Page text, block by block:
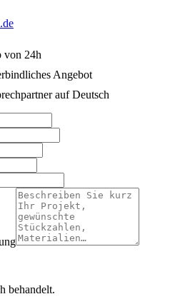
von 24h
Angebot
auf Deutsch
behandelt.